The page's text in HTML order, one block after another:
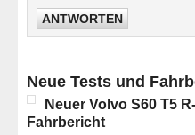
ANTWORTEN
Neue Tests und
Neuer Volvo S60 T5
Fahrbericht